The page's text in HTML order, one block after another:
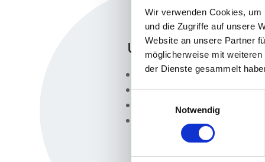
Wir verwenden Cookies,
und die Zugriffe auf unsere
Website an unsere Partner
möglicherweise mit
der Dienste gesammelt
Notwendig
Unse­re häu­figs­ten
pri­va­te und gewerb­li­che
Kon­su­men­ten­kre­dit
Fir­men­kre­di­te aller Arten